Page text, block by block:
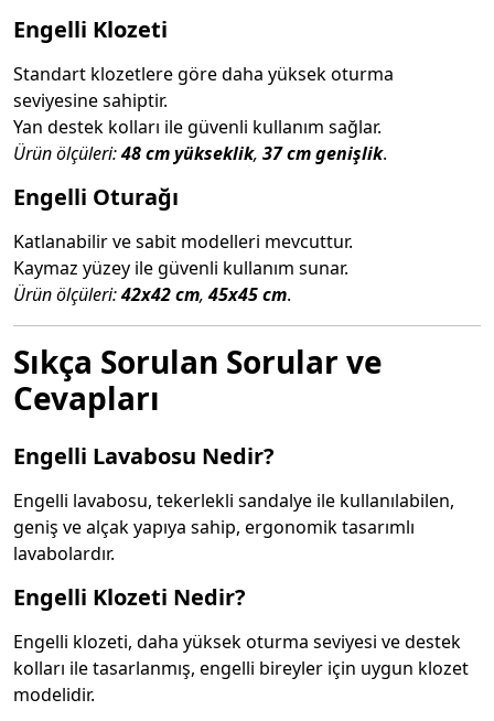
Engelli Klozeti
Standart klozetlere göre daha yüksek oturma
seviyesine sahiptir.
Yan destek kolları ile güvenli kullanım sağlar.
Ürün ölçüleri:48 cm yükseklik, 37 cm genişlik.
Engelli Oturağı
Katlanabilir ve sabit modelleri mevcuttur.
Kaymaz yüzey ile güvenli kullanım sunar.
Ürün ölçüleri:42x42 cm,45x45 cm.
Sıkça Sorulan Sorular ve
Cevapları
Engelli Lavabosu Nedir?
Engelli lavabosu, tekerlekli sandalye ile kullanılabilen,
geniş ve alçak yapıya sahip, ergonomik tasarımlı
lavabolardır.
Engelli Klozeti Nedir?
Engelli klozeti, daha yüksek oturma seviyesi ve destek
kolları ile tasarlanmış, engelli bireyler için uygun klozet
modelidir.